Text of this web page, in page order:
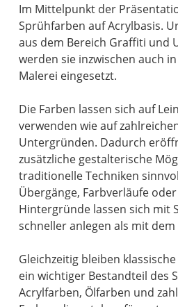
Im Mittelpunkt der
Sprühfarben auf Acrylbasis.
aus dem Bereich Graffiti und
werden sie inzwischen auch
Malerei eingesetzt.
Die Farben lassen sich auf
verwenden wie auf
Untergründen. Dadurch
zusätzliche gestalterische
traditionelle Techniken
Übergänge, Farbverläufe
Hintergründe lassen sich mit
schneller anlegen als mit dem
Gleichzeitig bleiben
ein wichtiger Bestandteil des
Acrylfarben, Ölfarben und